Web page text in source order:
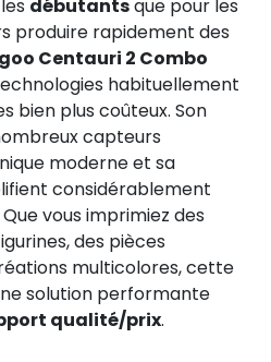
débutantsque pour les
produire rapidement des
Centauri 2 Combo
habituellement
bien plus coûteux. Son
capteurs
moderne et sa
considérablement
vous imprimiez des
des pièces
multicolores, cette
solution performante
qualité/prix.